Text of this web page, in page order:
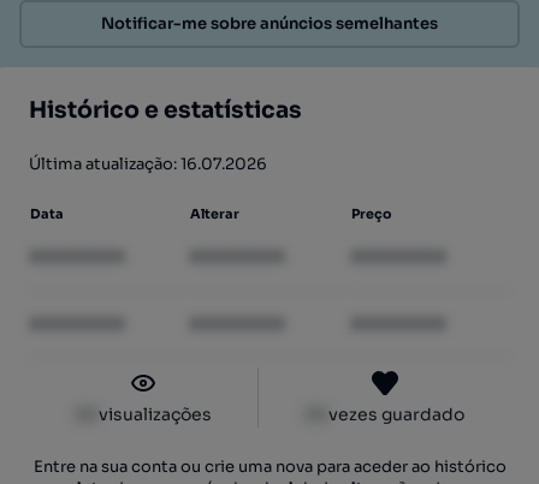
Notificar-me sobre anúncios semelhantes
Histórico e estatísticas
Última atualização: 16.07.2026
Data Alterar Preço
visualizações vezes guardado
Entre na sua conta ou crie uma nova para aceder ao histórico